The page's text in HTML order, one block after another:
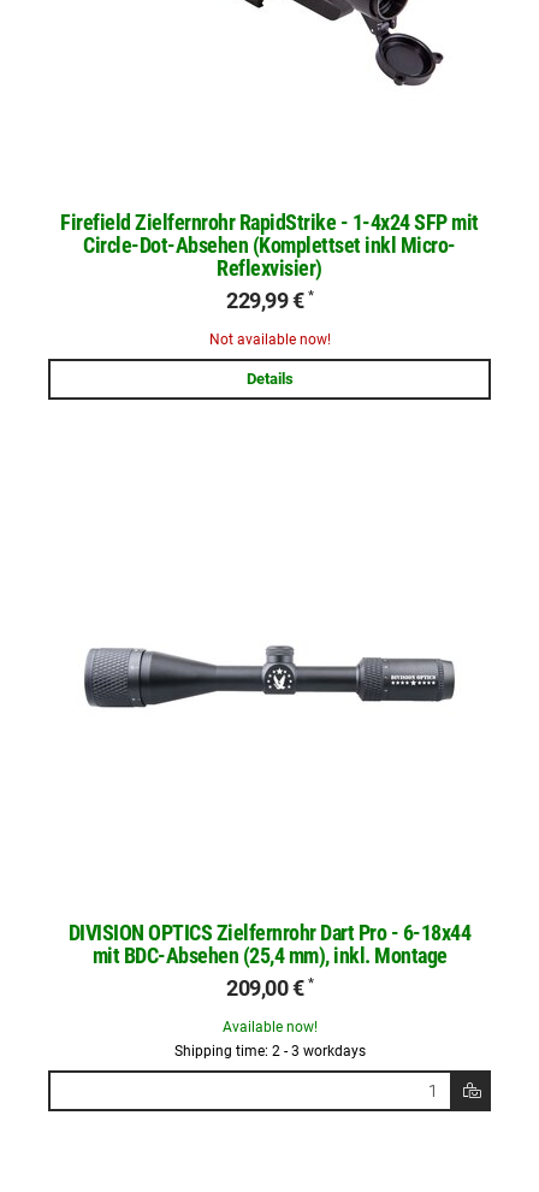
Firefield Zielfernrohr RapidStrike - 1-4x24 SFP mit
Circle-Dot-Absehen (Komplettset inkl Micro-
Reflexvisier)
229,99 € *
Not available now!
Details
DIVISION OPTICS Zielfernrohr Dart Pro - 6-18x44
mit BDC-Absehen (25,4 mm), inkl. Montage
209,00 € *
Available now!
Shipping time: 2 - 3 workdays